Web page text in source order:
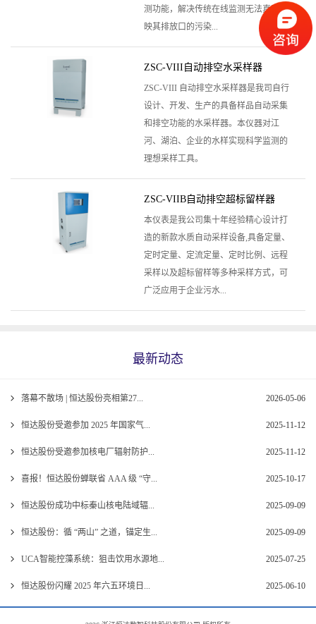
测功能，解决传统在线监测无法真实反
映其排放口的污染...
ZSC-VIII自动排空水采样器
ZSC-VIII 自动排空水采样器是我司自行
设计、开发、生产的具备样品自动采集
和排空功能的水采样器。本仪器对江
河、湖泊、企业的水样实现科学监测的
理想采样工具。
ZSC-VIIB自动排空超标留样器
本仪表是我公司集十年经验精心设计打
造的新款水质自动采样设备,具备定量、
定时定量、定流定量、定时比例、远程
采样以及超标留样等多种采样方式，可
广泛应用于企业污水...
最新动态
落幕不散场 | 恒达股份亮相第27... 2026-05-06
恒达股份受邀参加 2025 年国家气... 2025-11-12
恒达股份受邀参加核电厂辐射防护... 2025-11-12
喜报！恒达股份蝉联省 AAA 级 “守... 2025-10-17
恒达股份成功中标秦山核电陆域辐... 2025-09-09
恒达股份：循 “两山” 之道，锚定生... 2025-09-09
UCA智能控藻系统：狙击饮用水源地... 2025-07-25
恒达股份闪耀 2025 年六五环境日... 2025-06-10